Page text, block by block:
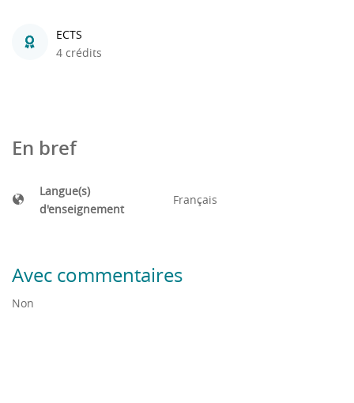
ECTS
4 crédits
En bref
Langue(s)
d'enseignement
Français
Avec commentaires
Non